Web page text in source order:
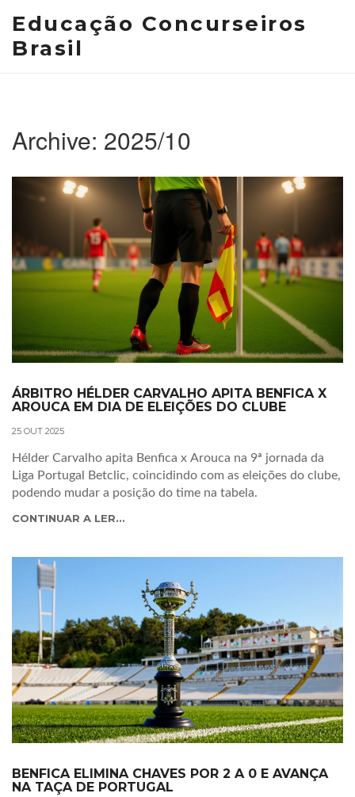
Educação Concurseiros
Brasil
Archive: 2025/10
ÁRBITRO HÉLDER CARVALHO APITA BENFICA X
AROUCA EM DIA DE ELEIÇÕES DO CLUBE
25 OUT 2025
Hélder Carvalho apita Benfica x Arouca na 9ª jornada da
Liga Portugal Betclic, coincidindo com as eleições do clube,
podendo mudar a posição do time na tabela.
CONTINUAR A LER...
BENFICA ELIMINA CHAVES POR 2 A 0 E AVANÇA
NA TAÇA DE PORTUGAL